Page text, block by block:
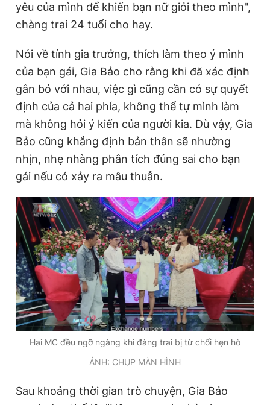
yêu của mình để khiến bạn nữ giỏi theo mình",
chàng trai 24 tuổi cho hay.
Nói về tính gia trưởng, thích làm theo ý mình
của bạn gái, Gia Bảo cho rằng khi đã xác định
gắn bó với nhau, việc gì cũng cần có sự quyết
định của cả hai phía, không thể tự mình làm
mà không hỏi ý kiến của người kia. Dù vậy, Gia
Bảo cũng khẳng định bản thân sẽ nhường
nhịn, nhẹ nhàng phân tích đúng sai cho bạn
gái nếu có xảy ra mâu thuẫn.
Hai MC đều ngỡ ngàng khi đàng trai bị từ chối hẹn hò
ẢNH: CHỤP MÀN HÌNH
Sau khoảng thời gian trò chuyện, Gia Bảo